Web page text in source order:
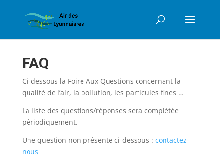
FAQ
Ci-dessous la Foire Aux Questions concernant la
qualité de l’air, la pollution, les particules fines …
La liste des questions/réponses sera complétée
périodiquement.
Une question non présente ci-dessous : contactez-
nous